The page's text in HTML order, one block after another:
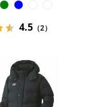
4.5（2）